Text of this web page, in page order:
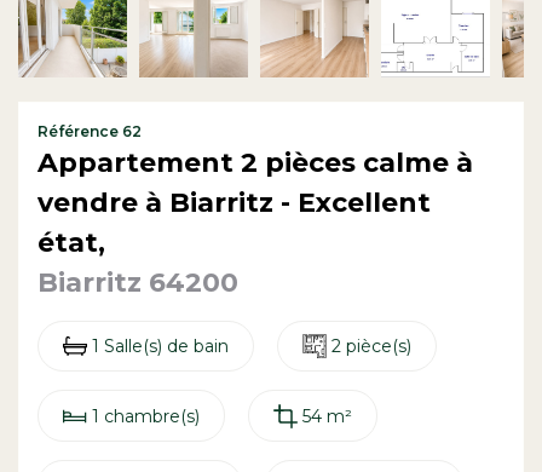
Référence 62
Appartement 2 pièces calme à
vendre à Biarritz - Excellent
état,
Biarritz 64200
1 Salle(s) de bain 2 pièce(s)
1 chambre(s) 54 m²